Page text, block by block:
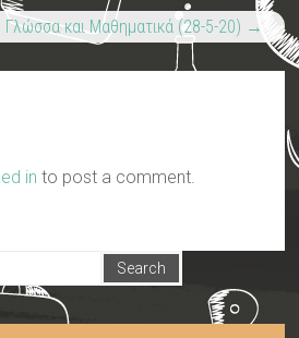
Γλώσσα και Μαθηματικά (28-5-20) →
in to post a comment.